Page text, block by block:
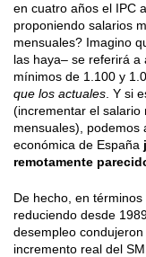
en cuatro años el IPC
proponiendo salarios
mensuales? Imagino
las haya– se referirá
mínimos de 1.100 y
que los actuales. Y si
(incrementar el salario
mensuales), podemos
económica de España
remotamente
De hecho, en
reduciendo desde
desempleo
incremento real del